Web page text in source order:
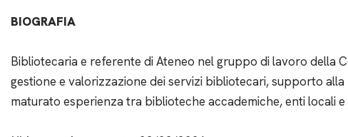
BIOGRAFIA
Bibliotecaria e referente di Ateneo nel gruppo di lavoro della
gestione e valorizzazione dei servizi bibliotecari, supporto
maturato esperienza tra biblioteche accademiche, enti locali